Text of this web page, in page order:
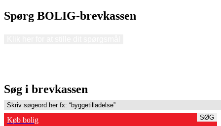
Spørg BOLIG-brevkassen
Søg i brevkassen
SØG
Køb bolig